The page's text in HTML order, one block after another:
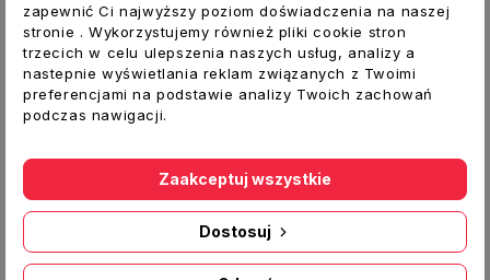
Łącznik z zaworem zwrotnym do płaskich
kanałów wentylacyjnych. Łącznik typu
mufowego (kanał wchodzi do środka). Łatwy
montaż bez specjalistycznych narzędzi „na
wcisk”, nie wymaga spoiwa np. w postaci kleju,
lekka konstrukcja, estetyczny wygląd.
zapewnić Ci najwyższy poziom doświadczenia na naszej
stronie . Wykorzystujemy również pliki cookie stron
trzecich w celu ulepszenia naszych usług, analizy a
nastepnie wyświetlania reklam związanych z Twoimi
preferencjami na podstawie analizy Twoich zachowań
podczas nawigacji.
Dostosuj
Zaakceptuj wszystkie